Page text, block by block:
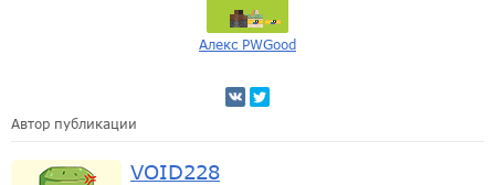
Алекс PWGood
Автор публикации
VOID228